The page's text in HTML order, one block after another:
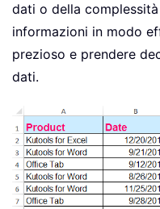
dati o della
informazioni in modo
prezioso e prendere
dati.